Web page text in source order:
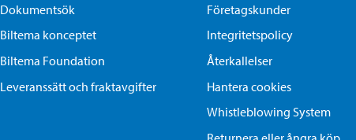
Dokumentsök
Biltema konceptet
Biltema Foundation
Leveranssätt och fraktavgifter
Företagskunder
Integritetspolicy
Återkallelser
Hantera cookies
Whistleblowing System